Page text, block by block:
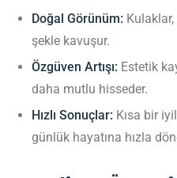
Doğal Görünüm:
şekle kavuşur.
Özgüven Artışı: Estetik
daha mutlu hisseder.
Hızlı Sonuçlar: Kısa bir
günlük hayatına hızla